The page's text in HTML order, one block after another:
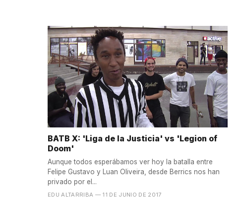
BATB X: 'Liga de la Justicia' vs 'Legion of
Doom'
Aunque todos esperábamos ver hoy la batalla entre
Felipe Gustavo y Luan Oliveira, desde Berrics nos han
privado por el...
EDU ALTARRIBA — 11 DE JUNIO DE 2017